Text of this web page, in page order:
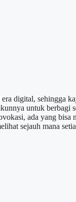
digital, sehingga
untuk
ada yang
sejauh mana